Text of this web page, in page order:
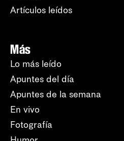
Artículos leídos
Más
Lo más leído
Apuntes del día
Apuntes de la semana
En vivo
Fotografía